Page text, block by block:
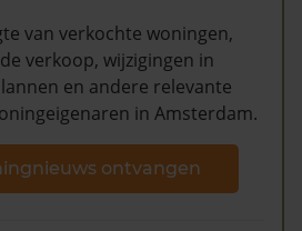
van verkochte woningen,
verkoop, wijzigingen in
en andere relevante
in Amsterdam.
ontvangen